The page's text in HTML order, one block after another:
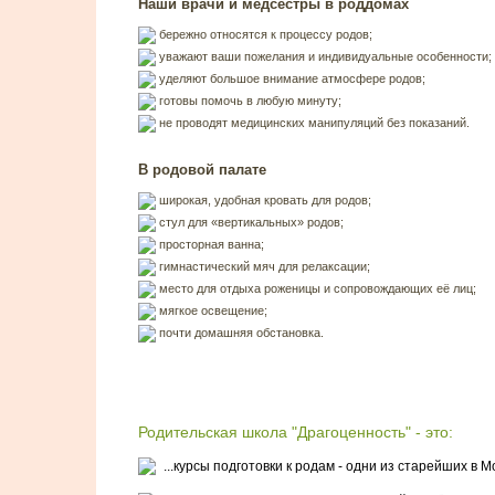
Наши врачи и медсёстры в роддомах
бережно относятся к процессу родов;
уважают ваши пожелания и индивидуальные особенности;
уделяют большое внимание атмосфере родов;
готовы помочь в любую минуту;
не проводят медицинских манипуляций без показаний.
В родовой палате
широкая, удобная кровать для родов;
стул для «вертикальных» родов;
просторная ванна;
гимнастический мяч для релаксации;
место для отдыха роженицы и сопровождающих её лиц;
мягкое освещение;
почти домашняя обстановка.
Родительская школа "Драгоценность" - это:
...курсы подготовки к родам - одни из старейших в